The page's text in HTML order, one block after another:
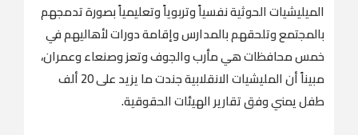
الميليشيات الحوثية نفسياً وتربوياً وتعليمياً بصورة تدمجهم
بالمجتمع وتلحقهم بالمدارس وإقامة دورات لأهاليهم في
خمس محافظات هي مأرب والجوف وتعز وصنعاء وعمران،
مبيناً أن المليشيات الانقلابية جندت ما يزيد على 20 ألف
طفل يمني وفق تقارير الهيئات الحقوقية.